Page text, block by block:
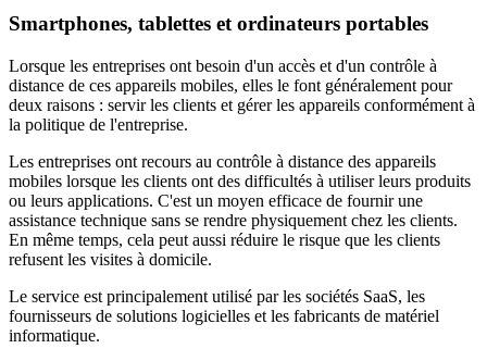
Smartphones, tablettes et ordinateurs portables
Lorsque les entreprises ont besoin d'un accès et d'un contrôle à
distance de ces appareils mobiles, elles le font généralement pour
deux raisons : servir les clients et gérer les appareils conformément à
la politique de l'entreprise.
Les entreprises ont recours au contrôle à distance des appareils
mobiles lorsque les clients ont des difficultés à utiliser leurs produits
ou leurs applications. C'est un moyen efficace de fournir une
assistance technique sans se rendre physiquement chez les clients.
En même temps, cela peut aussi réduire le risque que les clients
refusent les visites à domicile.
Le service est principalement utilisé par les sociétés SaaS, les
fournisseurs de solutions logicielles et les fabricants de matériel
informatique.